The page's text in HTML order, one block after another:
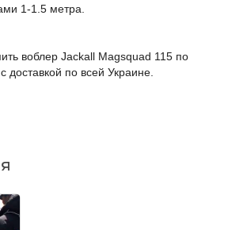
1-1.5 метра.
воблер Jackall Magsquad 115 по
доставкой по всей Украине.